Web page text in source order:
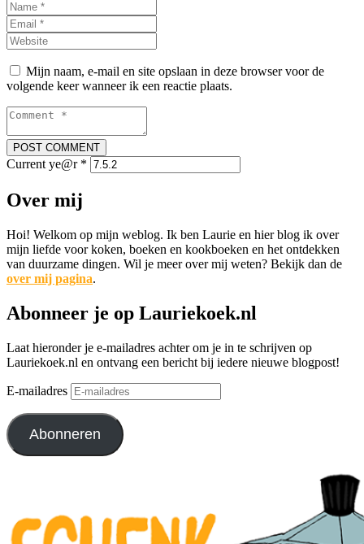
Mijn naam, e-mail en site opslaan in deze browser voor de
volgende keer wanneer ik een reactie plaats.
Current ye@r *
Over mij
Hoi! Welkom op mijn weblog. Ik ben Laurie en hier blog ik over
mijn liefde voor koken, boeken en kookboeken en het ontdekken
van duurzame dingen. Wil je meer over mij weten? Bekijk dan de
over mij pagina.
Abonneer je op Lauriekoek.nl
Laat hieronder je e-mailadres achter om je in te schrijven op
Lauriekoek.nl en ontvang een bericht bij iedere nieuwe blogpost!
E-mailadres
Abonneren